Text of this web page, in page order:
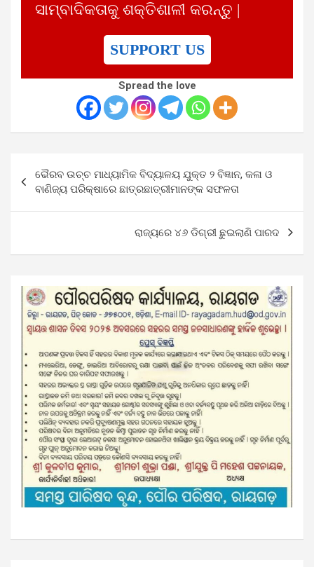
ସାମ୍ବାଦିକତାକୁ ଶକ୍ତିଶାଳୀ କରନ୍ତୁ |
SUPPORT US
Spread the love
navigation
ଭୈରବ ଉଚ୍ଚ ମାଧ୍ୟାମିକ ବିଦ୍ୟାଳୟ ଯୁକ୍ତ ୨ ବିଜ୍ଞାନ, କଳା ଓ
ବାଣିଜ୍ୟ ପରିକ୍ଷାରେ ଛାତ୍ରଛାତ୍ରୀମାନଙ୍କ ସଫଳତା
ରାଜ୍ୟରେ ୪୬ ଡିଗ୍ରୀ ଛୁଇଲାଣି ପାରଦ